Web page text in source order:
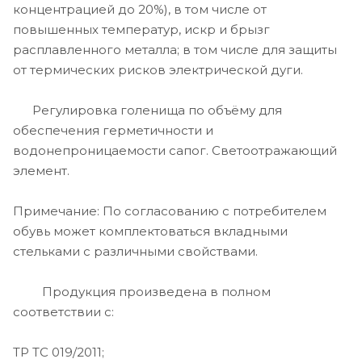
концентрацией до 20%), в том числе от
повышенных температур, искр и брызг
расплавленного металла; в том числе для защиты
от термических рисков электрической дуги.
Регулировка голенища по объёму для
обеспечения герметичности и
водонепроницаемости сапог. Светоотражающий
элемент.
Примечание: По согласованию с потребителем
обувь может комплектоваться вкладными
стельками с различными свойствами.
Продукция произведена в полном
соответствии с:
ТР ТС 019/2011;